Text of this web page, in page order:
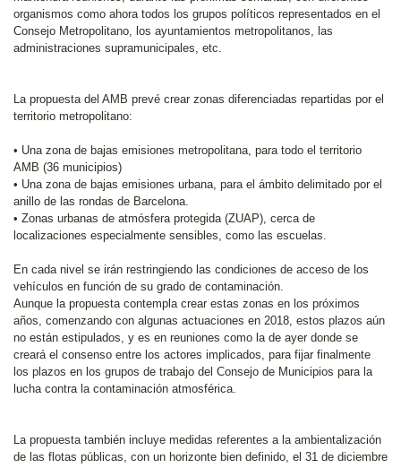
organismos como ahora todos los grupos políticos representados en el
Consejo Metropolitano, los ayuntamientos metropolitanos, las
administraciones supramunicipales, etc.
La propuesta del AMB prevé crear zonas diferenciadas repartidas por el
territorio metropolitano:
• Una zona de bajas emisiones metropolitana, para todo el territorio
AMB (36 municipios)
• Una zona de bajas emisiones urbana, para el ámbito delimitado por el
anillo de las rondas de Barcelona.
• Zonas urbanas de atmósfera protegida (ZUAP), cerca de
localizaciones especialmente sensibles, como las escuelas.
En cada nivel se irán restringiendo las condiciones de acceso de los
vehículos en función de su grado de contaminación.
Aunque la propuesta contempla crear estas zonas en los próximos
años, comenzando con algunas actuaciones en 2018, estos plazos aún
no están estipulados, y es en reuniones como la de ayer donde se
creará el consenso entre los actores implicados, para fijar finalmente
los plazos en los grupos de trabajo del Consejo de Municipios para la
lucha contra la contaminación atmosférica.
La propuesta también incluye medidas referentes a la ambientalización
de las flotas públicas, con un horizonte bien definido, el 31 de diciembre